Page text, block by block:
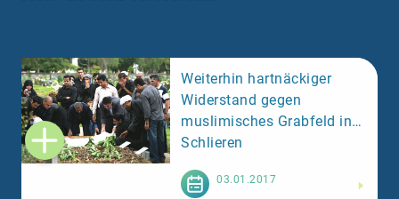
Weiterhin hartnäckiger
Widerstand gegen
muslimisches Grabfeld in
Schlieren
03.01.2017